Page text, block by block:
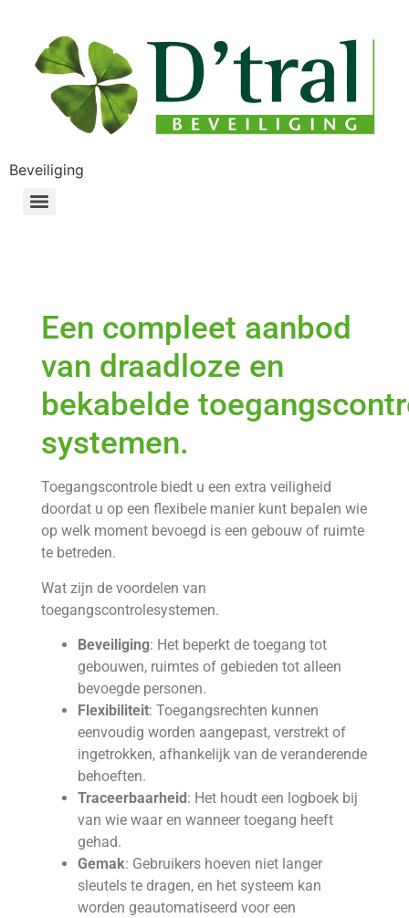
Beveiliging
Een compleet aanbod
van draadloze en
bekabelde
systemen.
Toegangscontrole biedt u een extra veiligheid
doordat u op een flexibele manier kunt bepalen wie
op welk moment bevoegd is een gebouw of ruimte
te betreden.
Wat zijn de voordelen van
toegangscontrolesystemen.
Beveiliging: Het beperkt de toegang tot
gebouwen, ruimtes of gebieden tot alleen
bevoegde personen.
Flexibiliteit: Toegangsrechten kunnen
eenvoudig worden aangepast, verstrekt of
ingetrokken, afhankelijk van de veranderende
behoeften.
Traceerbaarheid: Het houdt een logboek bij
van wie waar en wanneer toegang heeft
gehad.
Gemak: Gebruikers hoeven niet langer
sleutels te dragen, en het systeem kan
worden geautomatiseerd voor een